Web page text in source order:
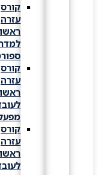
קורס
עזרה
ראשונה
למדריכי
ספורט
קורס
עזרה
ראשונה
לעובדי
מפעל
קורס
עזרה
ראשונה
לעובדי